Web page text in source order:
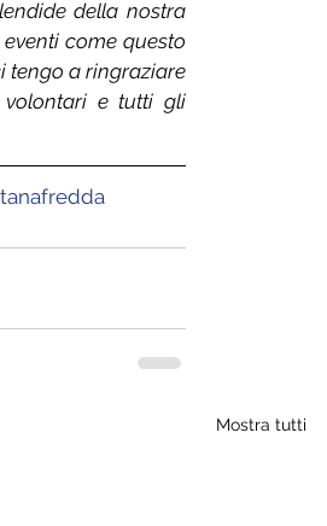
della nostra
come questo
tengo a ringraziare
volontari e tutti gli
Mostra tutti